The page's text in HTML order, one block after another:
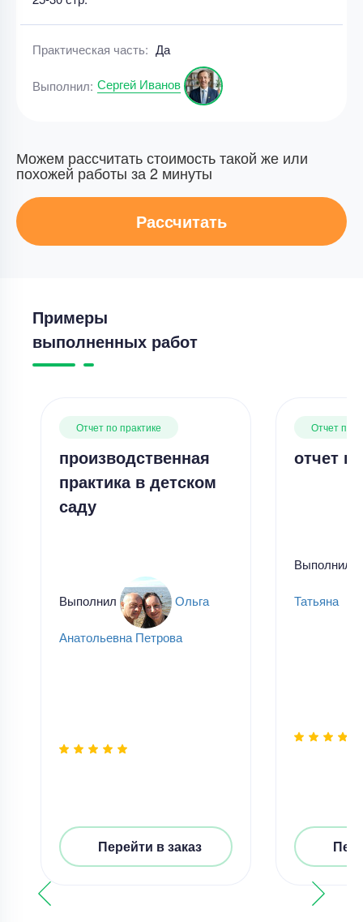
Практическая часть: Да
Выполнил: Сергей Иванов
Можем рассчитать стоимость такой же или
похожей работы за 2 минуты
Рассчитать
Примеры
выполненных работ
Отчет по практике
производственная
практика в детском
саду
Выполнил Ольга
Анатольевна Петрова
Перейти в заказ
Отчет по
отчет
Выполнил
Татьяна